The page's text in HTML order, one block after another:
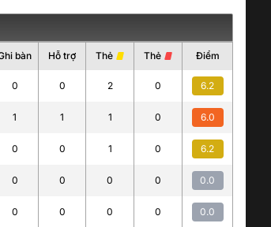
bàn Hỗ trợ Thẻ Thẻ Điểm
0 0 2 0 6.2
1 1 1 0 6.0
0 0 1 0 6.2
0 0 0 0 0.0
0 0 0 0 0.0